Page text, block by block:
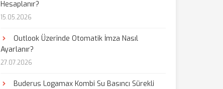
Hesaplanır?
15.05.2026
Outlook Üzerinde Otomatik İmza Nasıl
Ayarlanır?
27.07.2026
Buderus Logamax Kombi Su Basıncı Sürekli